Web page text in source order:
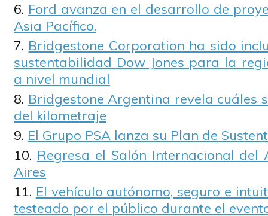
Ford avanza en el desarrollo de
Asia Pacífico.
Bridgestone Corporation ha sido
sustentabilidad Dow Jones para la
a nivel mundial
Bridgestone Argentina revela cuáles
del kilometraje
El Grupo PSA lanza su Plan de
Regresa el Salón Internacional del
Aires
El vehículo autónomo, seguro e
testeado por el público durante el